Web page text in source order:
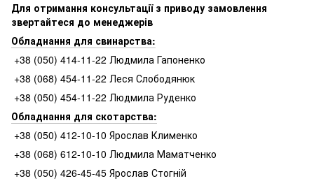
Для отримання консультації з приводу замовлення
звертайтеся до менеджерів
Обладнання для свинарства:
+38 (050) 414-11-22 Людмила Гапоненко
+38 (068) 454-11-22 Леся Слободянюк
+38 (050) 454-11-22 Людмила Руденко
Обладнання для скотарства:
+38 (050) 412-10-10 Ярослав Клименко
+38 (068) 612-10-10 Людмила Маматченко
+38 (050) 426-45-45 Ярослав Стогній